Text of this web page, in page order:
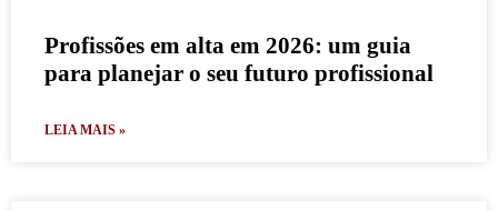
Profissões em alta em 2026: um guia
para planejar o seu futuro profissional
LEIA MAIS »